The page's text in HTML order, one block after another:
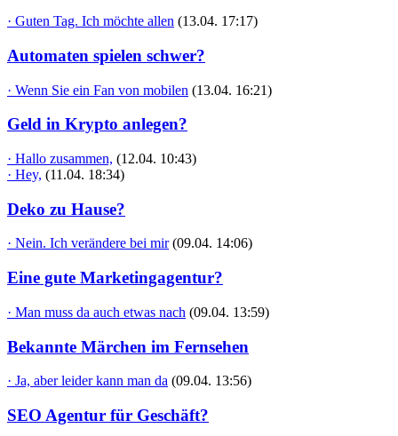
· Guten Tag. Ich möchte allen (13.04. 17:17)
Automaten spielen schwer?
· Wenn Sie ein Fan von mobilen (13.04. 16:21)
Geld in Krypto anlegen?
· Hallo zusammen, (12.04. 10:43)
· Hey, (11.04. 18:34)
Deko zu Hause?
· Nein. Ich verändere bei mir (09.04. 14:06)
Eine gute Marketingagentur?
· Man muss da auch etwas nach (09.04. 13:59)
Bekannte Märchen im Fernsehen
· Ja, aber leider kann man da (09.04. 13:56)
SEO Agentur für Geschäft?